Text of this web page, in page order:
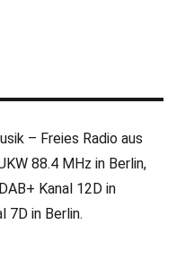
– Freies Radio aus
88.4 MHz in Berlin,
Kanal 12D in
7D in Berlin.